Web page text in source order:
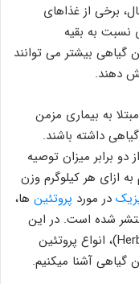
برخی از غذاهای
نسبت به بقیه
گیاهی بیشتر می توانند
دهند.
به بیماری مزمن
داشته باشند.
دو برابر میزان توصیه
پروتئین گیاهی، از ۱.۴ تا ۲.۰ گرم به ازای هر کیلوگرم وزن
در مورد پروتئین ها،
شده است. در این
مقاله شما را با پروتئین گیاهی (Herbal protein)، انواع پروتئین
گیاهی آشنا میکنیم.